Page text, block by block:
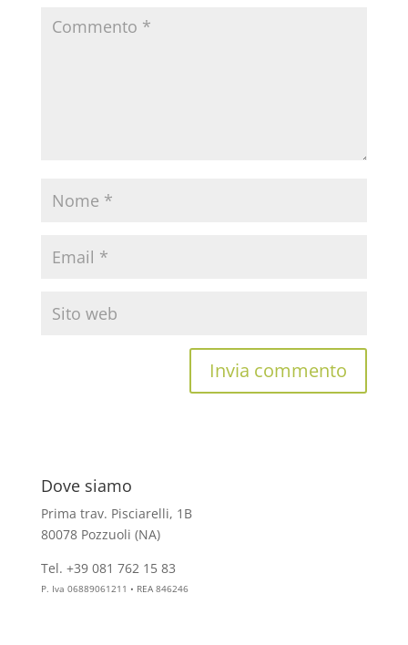
Dove siamo
Prima trav. Pisciarelli, 1B
80078 Pozzuoli (NA)
Tel. +39 081 762 15 83
P. Iva 06889061211 • REA 846246